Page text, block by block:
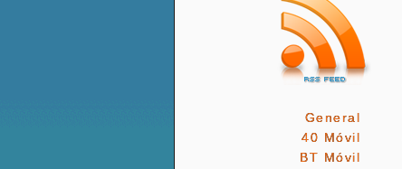
General
40 Móvil
BT Móvil